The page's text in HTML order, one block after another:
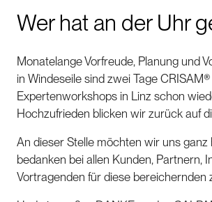
Wer hat an der Uhr
Monatelange Vorfreude, Planung und
in Windeseile sind zwei Tage
Expertenworkshops in Linz schon
Hochzufrieden blicken wir zurück auf
An dieser Stelle möchten wir uns ganz
bedanken bei allen Kunden, Partnern,
Vortragenden für diese bereichernden